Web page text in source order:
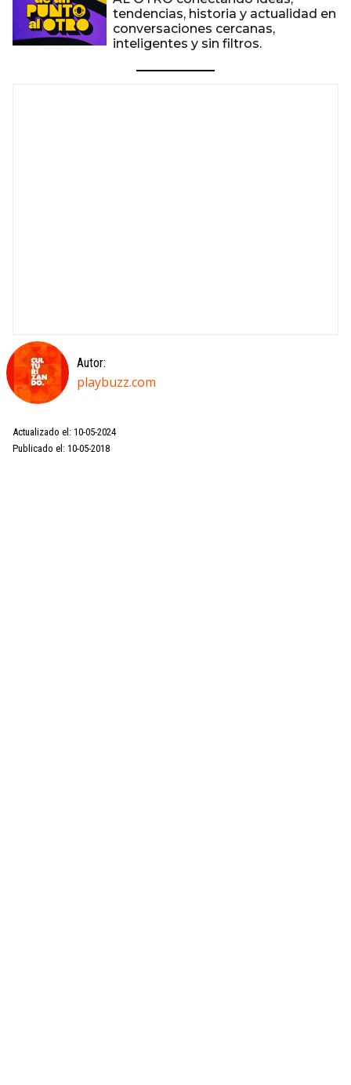
tendencias, historia y actualidad en
conversaciones cercanas,
inteligentes y sin filtros.
Autor:
playbuzz.com
Actualizado el: 10-05-2024
Publicado el: 10-05-2018